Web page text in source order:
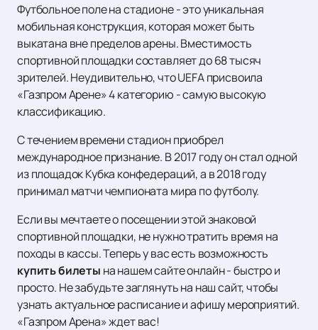
Футбольное поле на стадионе - это уникальная
мобильная конструкция, которая может быть
выкатана вне пределов арены. Вместимость
спортивной площадки составляет до 68 тысяч
зрителей. Неудивительно, что UEFA присвоила
«Газпром Арене» 4 категорию - самую высокую
классификацию.
С течением времени стадион приобрел
международное признание. В 2017 году он стал одной
из площадок Кубка конфедераций, а в 2018 году
принимал матчи чемпионата мира по футболу.
Если вы мечтаете о посещении этой знаковой
спортивной площадки, не нужно тратить время на
походы в кассы. Теперь у вас есть возможность
купить билеты на нашем сайте онлайн - быстро и
просто. Не забудьте заглянуть на наш сайт, чтобы
узнать актуальное расписание и афишу мероприятий.
«Газпром Арена» ждет вас!